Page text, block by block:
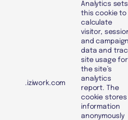
.iziwork.com
Analytics sets
this cookie to
calculate
visitor,
and
data and
site usage for
the site’s
analytics
report. The
cookie stores
information
anonymously